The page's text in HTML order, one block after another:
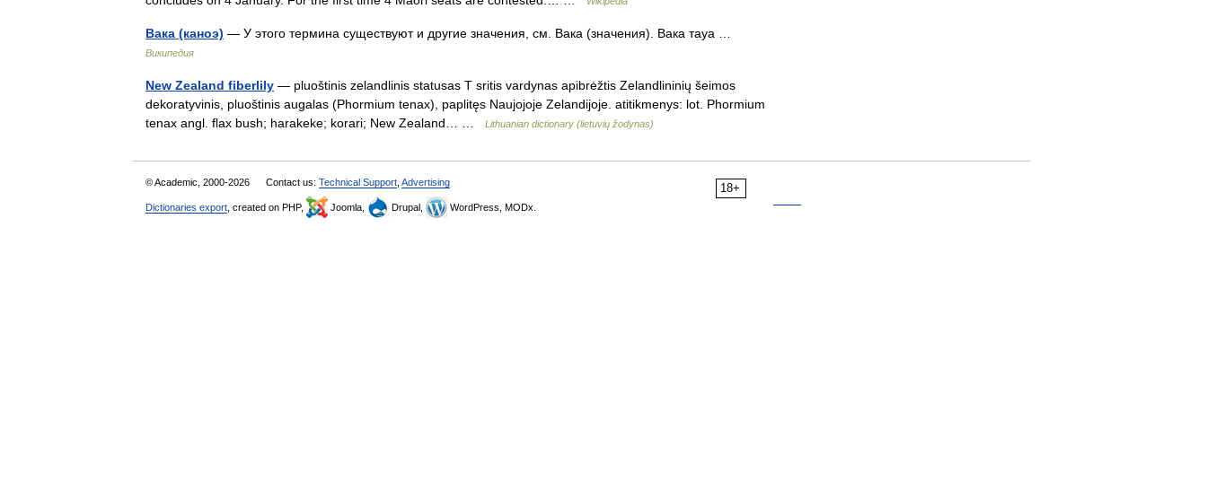
Вака (каноэ) — У этого термина существуют и другие значения, см. Вака (значения). Вака тауа …
Википедия
New Zealand fiberlily — pluoštinis zelandlinis statusas T sritis vardynas apibrėžtis Zelandlininių šeimos
dekoratyvinis, pluoštinis augalas (Phormium tenax), paplitęs Naujojoje Zelandijoje. atitikmenys: lot. Phormium
tenax angl. flax bush; harakeke; korari; New Zealand… …
Lithuanian dictionary (lietuvių žodynas)
18+
© Academic, 2000-2026 Contact us: Technical Support Advertising
Dictionaries export , created on PHP, Joomla, Drupal, WordPress, MODx.